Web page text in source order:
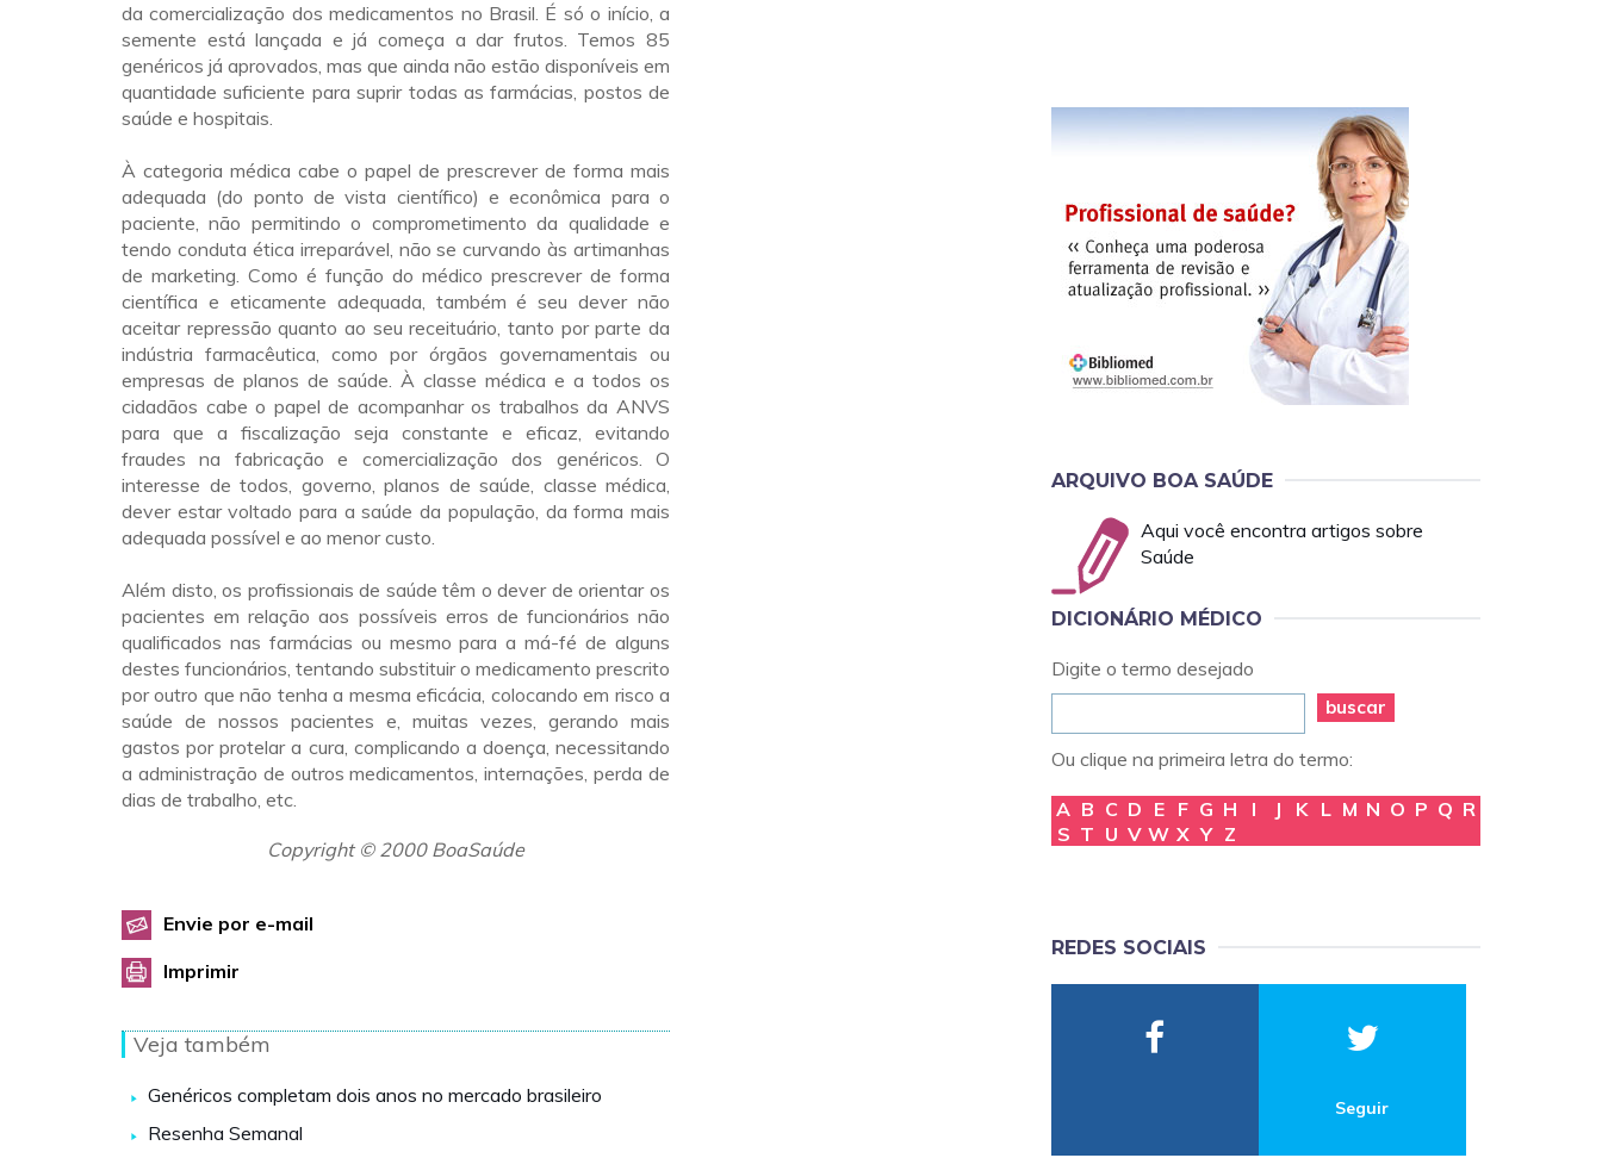
da comercialização dos medicamentos no Brasil. É só o início, a
semente está lançada e já começa a dar frutos. Temos 85
genéricos já aprovados, mas que ainda não estão disponíveis em
quantidade suficiente para suprir todas as farmácias, postos de
saúde e hospitais.
À categoria médica cabe o papel de prescrever de forma mais
adequada (do ponto de vista científico) e econômica para o
paciente, não permitindo o comprometimento da qualidade e
tendo conduta ética irreparável, não se curvando às artimanhas
de marketing. Como é função do médico prescrever de forma
científica e eticamente adequada, também é seu dever não
aceitar repressão quanto ao seu receituário, tanto por parte da
indústria farmacêutica, como por órgãos governamentais ou
empresas de planos de saúde. À classe médica e a todos os
cidadãos cabe o papel de acompanhar os trabalhos da ANVS
para que a fiscalização seja constante e eficaz, evitando
fraudes na fabricação e comercialização dos genéricos. O
interesse de todos, governo, planos de saúde, classe médica,
dever estar voltado para a saúde da população, da forma mais
adequada possível e ao menor custo.
Além disto, os profissionais de saúde têm o dever de orientar os
pacientes em relação aos possíveis erros de funcionários não
qualificados nas farmácias ou mesmo para a má-fé de alguns
destes funcionários, tentando substituir o medicamento prescrito
por outro que não tenha a mesma eficácia, colocando em risco a
saúde de nossos pacientes e, muitas vezes, gerando mais
gastos por protelar a cura, complicando a doença, necessitando
a administração de outros medicamentos, internações, perda de
dias de trabalho, etc.
Copyright © 2000 BoaSaúde
Envie por e-mail
Imprimir
Veja também
Genéricos completam dois anos no mercado brasileiro
Resenha Semanal
ARQUIVO BOA SAÚDE
Aqui você encontra artigos sobre
Saúde
DICIONÁRIO MÉDICO
Digite o termo desejado
buscar
Ou clique na primeira letra do termo:
A B C D E F G H I J K L M N O P Q R
S T U V W X Y Z
REDES SOCIAIS
Seguir